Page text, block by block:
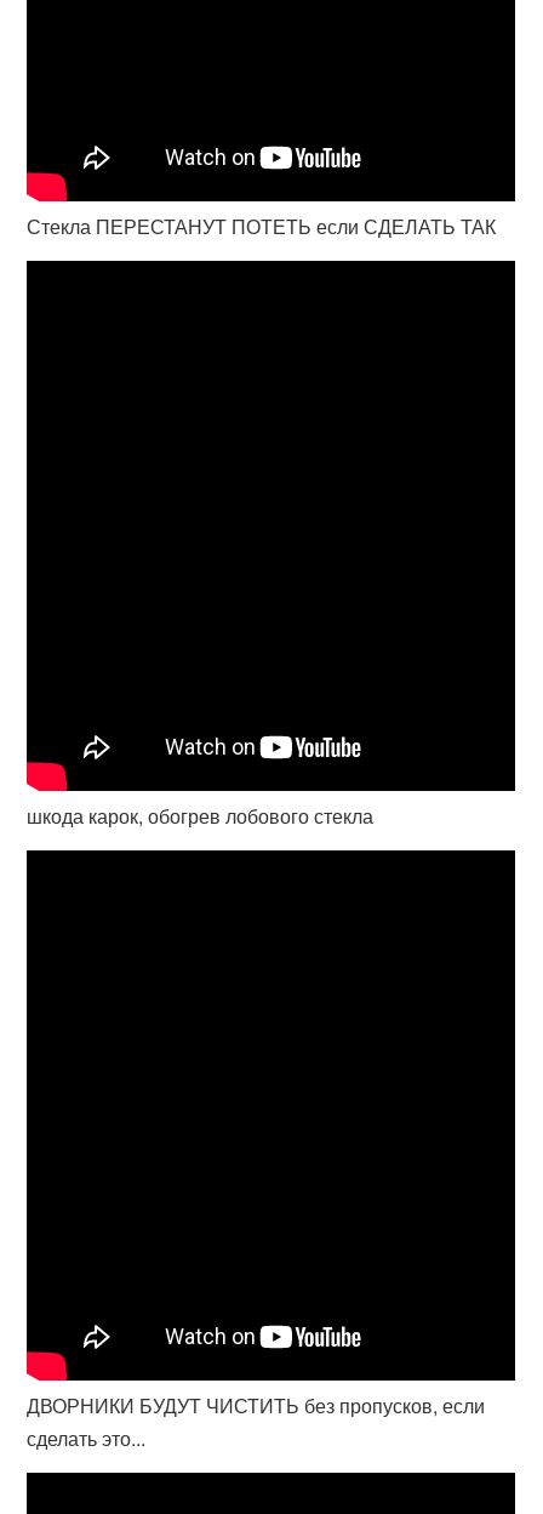
Стекла ПЕРЕСТАНУТ ПОТЕТЬ если СДЕЛАТЬ ТАК
шкода карок, обогрев лобового стекла
ДВОРНИКИ БУДУТ ЧИСТИТЬ без пропусков, если
сделать это...